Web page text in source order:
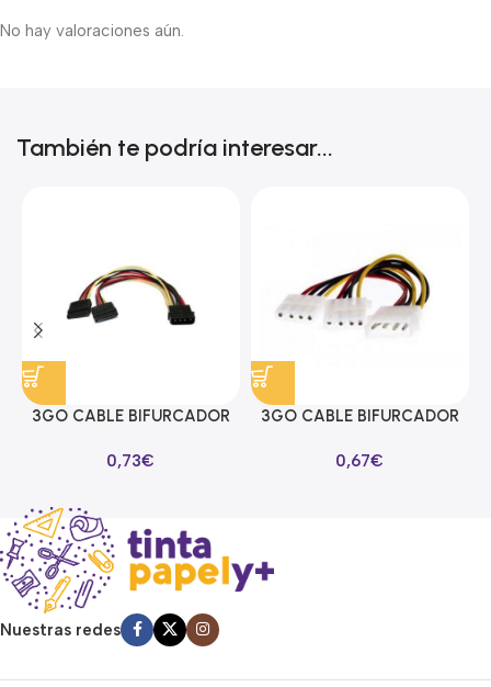
No hay valoraciones aún.
También te podría interesar...
3GO CABLE BIFURCADOR
0,73€
3GO CABLE BIFURCADOR
0,67€
Nuestras redes